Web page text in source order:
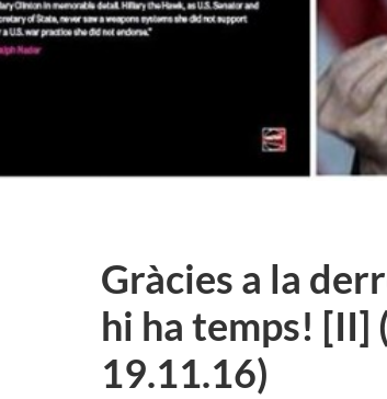
Gràcies a la
hi ha temps! [II]
19.11.16)